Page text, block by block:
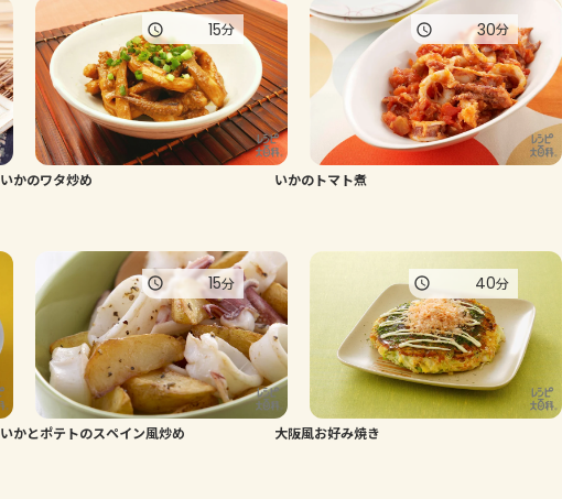
AJINOMOTO PARK とは
いかのワタ炒め
15分
いかのトマト煮
30分
いかとポテトのスペイン風炒め
15分
大阪風お好み焼き
40分